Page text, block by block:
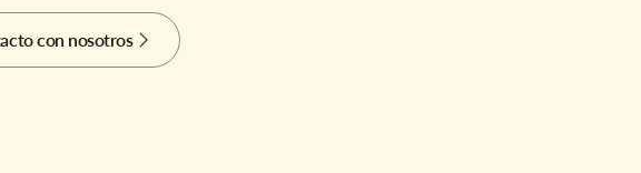
con nosotros